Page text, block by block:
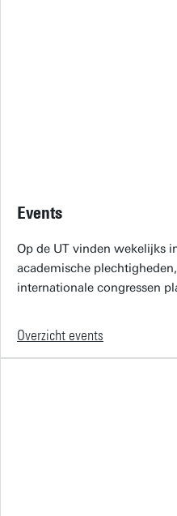
Events
Op de UT vinden wekelijks
academische
internationale congressen
Overzicht events